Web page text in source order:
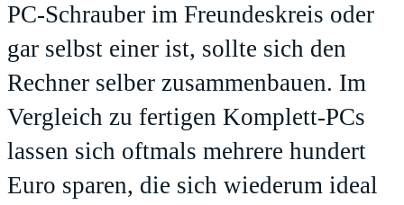
PC-Schrauber im Freundeskreis oder
gar selbst einer ist, sollte sich den
Rechner selber zusammenbauen. Im
Vergleich zu fertigen Komplett-PCs
lassen sich oftmals mehrere hundert
Euro sparen, die sich wiederum ideal